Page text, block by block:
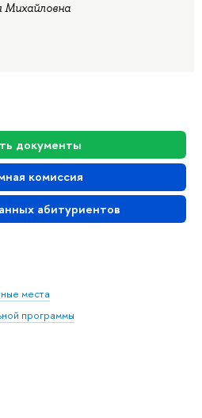
документы
комиссия
абитуриентов
места
программы